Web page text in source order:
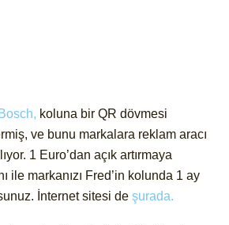
koluna bir QR dövmesi
ve bunu markalara reklam aracı
1 Euro’dan açık artırmaya
ile markanızı Fred’in kolunda 1 ay
İnternet sitesi de şurada.